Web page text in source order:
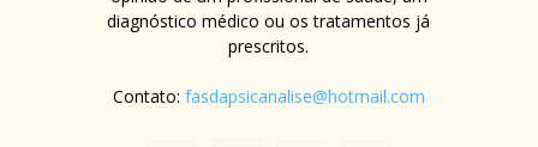
diagnóstico médico ou os tratamentos já
prescritos.
Contato: fasdapsicanalise@hotmail.com